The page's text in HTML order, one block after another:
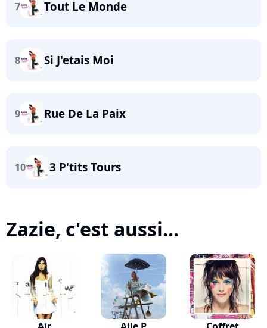
7 Tout Le Monde
8 Si J'etais Moi
9 Rue De La Paix
10 3 P'tits Tours
Zazie, c'est aussi...